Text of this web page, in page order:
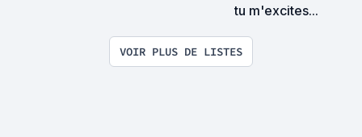
tu m'excites...
VOIR PLUS DE LISTES